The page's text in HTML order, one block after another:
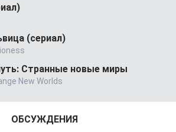
(сериал)
Странные новые миры
New Worlds
ОБСУЖДЕНИЯ